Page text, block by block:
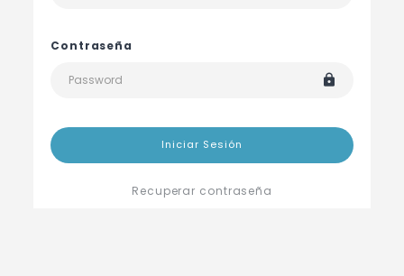
Contraseña
Iniciar Sesión
Recuperar contraseña